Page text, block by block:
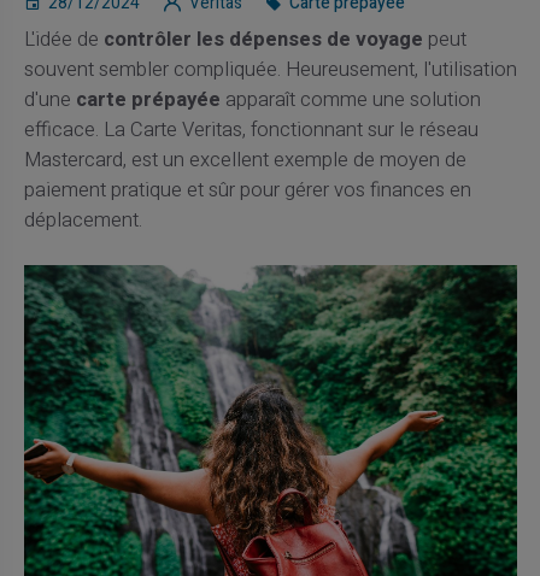
L'idée de contrôler les dépenses de voyage peut
souvent sembler compliquée. Heureusement, l'utilisation
d'une carte prépayée apparaît comme une solution
efficace. La Carte Veritas, fonctionnant sur le réseau
Mastercard, est un excellent exemple de moyen de
paiement pratique et sûr pour gérer vos finances en
déplacement.